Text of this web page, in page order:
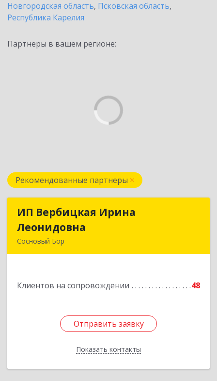
Новгородская область, Псковская область,
Республика Карелия
Партнеры в вашем регионе:
Рекомендованные партнеры
ИП Вербицкая Ирина
Леонидовна
Сосновый Бор
Клиентов на сопровождении 48
Отправить заявку
Показать контакты
ИП Вербицкая Ирина
Подробнее
Отправить заявку
Назад